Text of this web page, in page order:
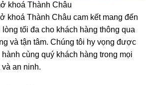
khoá Thành Châu
khoá Thành Châu cam kết mang đến
tối đa cho khách hàng thông qua
và tận tâm. Chúng tôi hy vọng được
cùng quý khách hàng trong mọi
an ninh.